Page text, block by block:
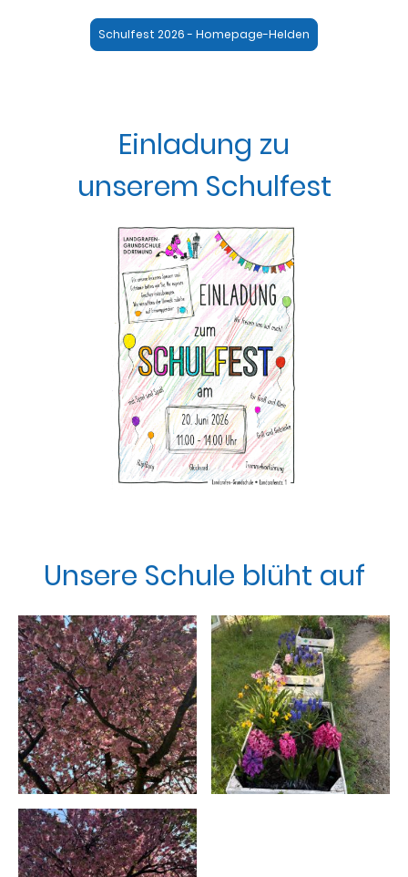
Schulfest 2026 - Homepage-Helden
Einladung zu
unserem Schulfest
Unsere Schule blüht auf